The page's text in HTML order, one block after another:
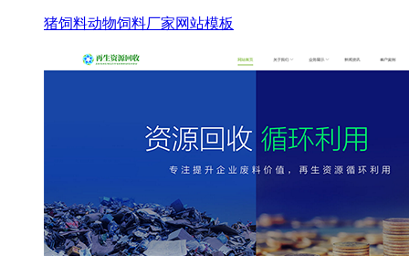
猪饲料动物饲料厂家网站模板